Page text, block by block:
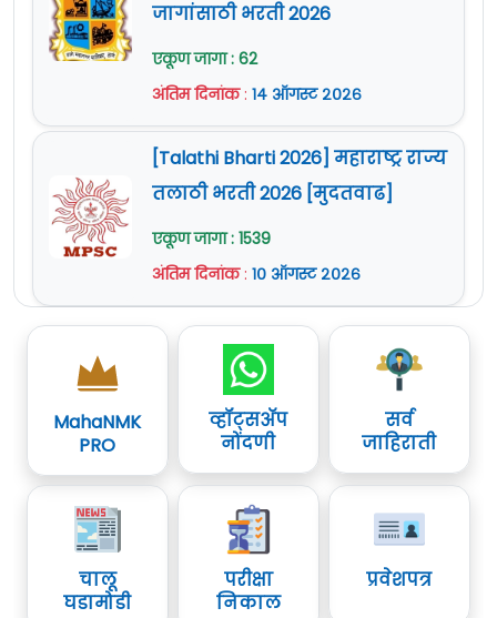
जागांसाठी भरती 2026
एकूण जागा : 62
अंतिम दिनांक: १४ ऑगस्ट २०२६
[Talathi Bharti 2026] महाराष्ट्र राज्य
तलाठी भरती 2026 [मुदतवाढ]
एकूण जागा : 1539
अंतिम दिनांक: १० ऑगस्ट २०२६
MahaNMK
PRO
व्हॉट्सॲप
नोंदणी
सर्व
जाहिराती
चालू
घडामोडी
परीक्षा
निकाल
प्रवेशपत्र